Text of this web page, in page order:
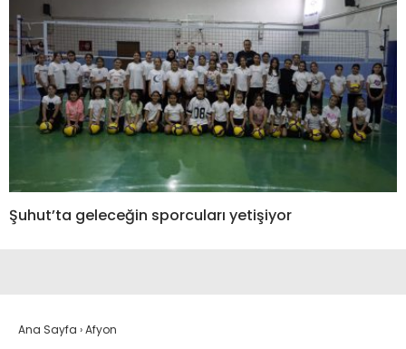
Şuhut’ta geleceğin sporcuları yetişiyor
Ana Sayfa ›Afyon